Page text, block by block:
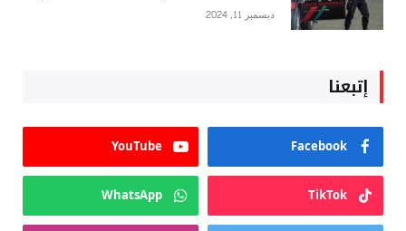
ديسمبر 11, 2024
إتبعنا
Facebook
YouTube
TikTok
WhatsApp